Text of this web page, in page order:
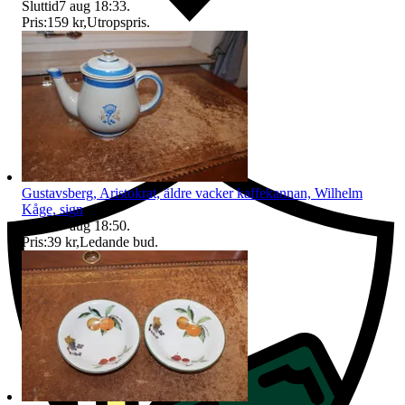
Ersättning om du inte får din vara
Sluttid7 aug 18:33.
Pris:159 kr,Utropspris.
Gustavsberg, Aristokrat, äldre vacker kaffekannan, Wilhelm
Kåge, sign
Sluttid
7 aug 18:50.
Pris:39 kr,Ledande bud.